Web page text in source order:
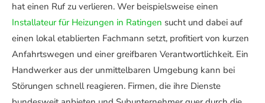
hat einen Ruf zu verlieren. Wer beispielsweise einen
Installateur für Heizungen in Ratingen sucht und dabei auf
einen lokal etablierten Fachmann setzt, profitiert von kurzen
Anfahrtswegen und einer greifbaren Verantwortlichkeit. Ein
Handwerker aus der unmittelbaren Umgebung kann bei
Störungen schnell reagieren. Firmen, die ihre Dienste